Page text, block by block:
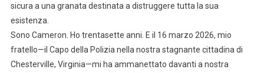
sicura a una granata destinata a distruggere tutta la sua
esistenza.
Sono Cameron. Ho trentasette anni. E il 16 marzo 2026, mio
fratello—il Capo della Polizia nella nostra stagnante cittadina di
Chesterville, Virginia—mi ha ammanettato davanti a nostra